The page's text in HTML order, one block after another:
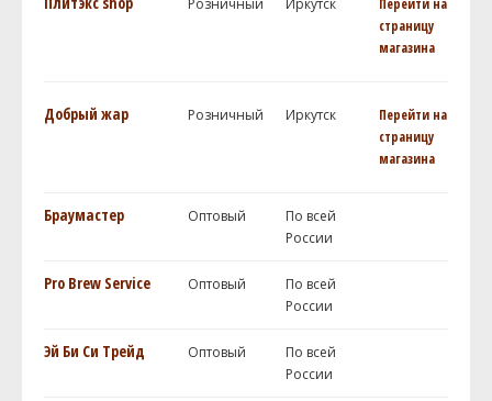
страницу
магазина
Добрый жар Розничный Иркутск
Перейти на
страницу
магазина
Браумастер Оптовый
По всей
России
Pro Brew Service Оптовый
По всей
России
Эй Би Си Трейд Оптовый
По всей
России